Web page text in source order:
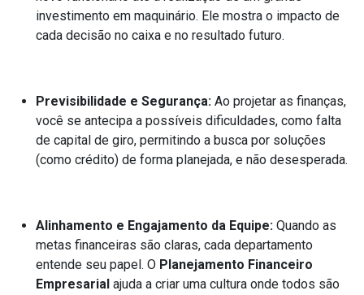
investimento em maquinário. Ele mostra o impacto de
cada decisão no caixa e no resultado futuro.
Previsibilidade e Segurança: Ao projetar as finanças,
você se antecipa a possíveis dificuldades, como falta
de capital de giro, permitindo a busca por soluções
(como crédito) de forma planejada, e não desesperada.
Alinhamento e Engajamento da Equipe: Quando as
metas financeiras são claras, cada departamento
entende seu papel. O Planejamento Financeiro
Empresarial ajuda a criar uma cultura onde todos são